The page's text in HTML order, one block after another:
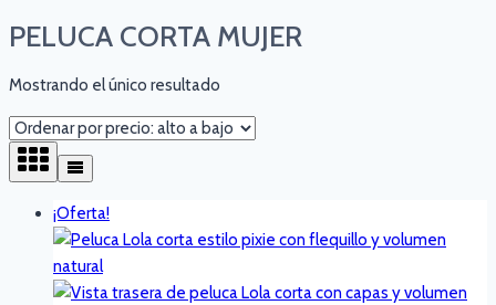
PELUCA CORTA MUJER
Mostrando el único resultado
¡Oferta!